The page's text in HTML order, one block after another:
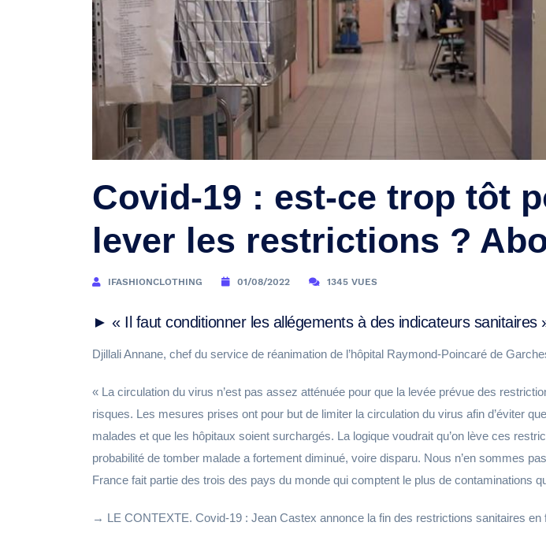
Covid-19 : est-ce trop tôt
lever les restrictions ?
IFASHIONCLOTHING 01/08/2022 1345 VUES
► « Il faut conditionner les allégements à des indicateurs sanitaires
Djillali Annane, chef du service de réanimation de l’hôpital Raymond-Poincaré de
« La circulation du virus n’est pas assez atténuée pour que la levée prévue des
risques. Les mesures prises ont pour but de limiter la circulation du virus afin d’éviter
malades et que les hôpitaux soient surchargés. La logique voudrait qu’on lève ces
probabilité de tomber malade a fortement diminué, voire disparu. Nous n’en sommes
France fait partie des trois des pays du monde qui comptent le plus de contaminations
→ LE CONTEXTE. Covid-19 : Jean Castex annonce la fin des restrictions sanitaires en